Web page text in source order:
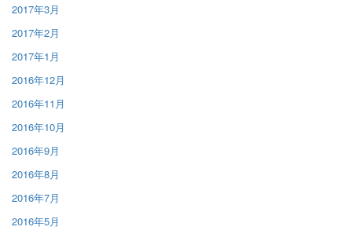
2017年3月
2017年2月
2017年1月
2016年12月
2016年11月
2016年10月
2016年9月
2016年8月
2016年7月
2016年5月